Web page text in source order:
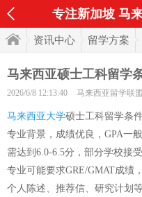
专注新加坡 马
资讯中心 留学方案
马来西亚硕士工科留学
2026/6/8 12:13:40 马来西亚留学联盟
马来西亚大学硕士工科留学条
专业背景，成绩优良，GPA一
需达到6.0-6.5分，部分学校接
专业可能要求GRE/GMAT成绩
个人陈述、推荐信、研究计划